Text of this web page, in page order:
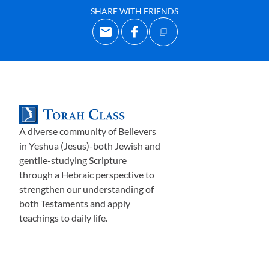
usar tu mejor atuendo).
Esta semana no se vuelve mucho más fácil porque el
siguiente mandamiento se refiere a observar el sábado.
separarlo para Dios”. Nos explica que el sábado es el 7mo
día de la semana, y nos dice a nosotros cómo debemos ver
el sábado, Shabbat en hebreo; y luego esta Palabra termina
con esto: “por tanto Jehová bendijo el sábado, y lo separa
para ÉL Mismo.”
En las próximas semanas, examinaremos más elementos
del sábado, porque es sin duda un tema candente entre
SHARE WITH FRIENDS
A diverse community of Believers
in Yeshua (Jesus)-both Jewish and
gentile-studying Scripture
through a Hebraic perspective to
strengthen our understanding of
both Testaments and apply
teachings to daily life.